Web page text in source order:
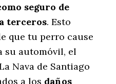
seguro de
terceros. Esto
que tu perro cause
su automóvil, el
Nava de Santiago
a los daños